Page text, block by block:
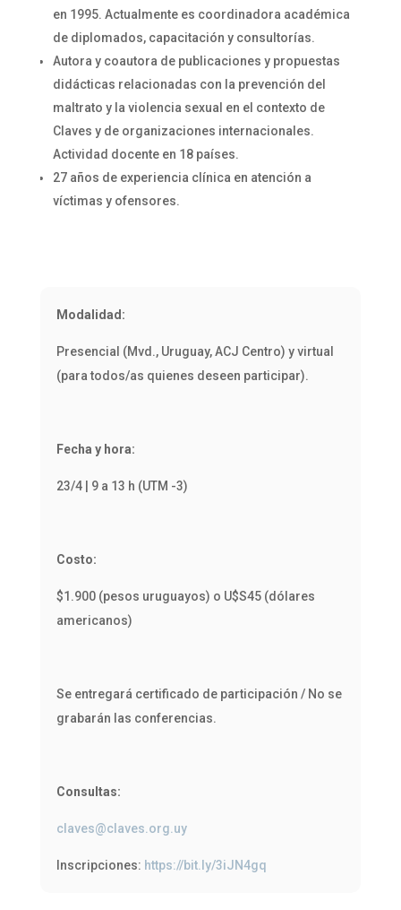
en 1995. Actualmente es coordinadora académica
de diplomados, capacitación y consultorías.
Autora y coautora de publicaciones y propuestas
didácticas relacionadas con la prevención del
maltrato y la violencia sexual en el contexto de
Claves y de organizaciones internacionales.
Actividad docente en 18 países.
27 años de experiencia clínica en atención a
víctimas y ofensores.
Modalidad:
Presencial (Mvd., Uruguay, ACJ Centro) y virtual
(para todos/as quienes deseen participar).
Fecha y hora:
23/4 | 9 a 13 h (UTM -3)
Costo:
$1.900 (pesos uruguayos) o U$S45 (dólares
americanos)
Se entregará certificado de participación / No se
grabarán las conferencias.
Consultas:
claves@claves.org.uy
Inscripciones: https://bit.ly/3iJN4gq